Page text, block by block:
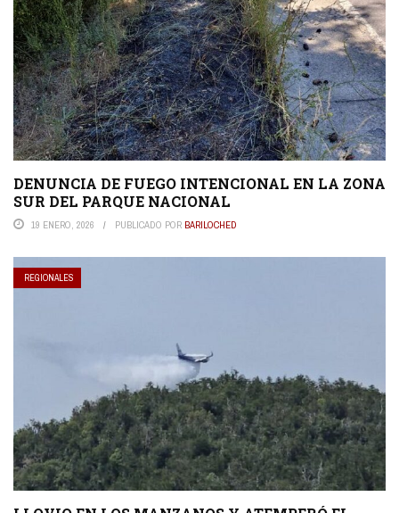
DENUNCIA DE FUEGO INTENCIONAL EN LA ZONA
SUR DEL PARQUE NACIONAL
19 ENERO, 2026 PUBLICADO POR BARILOCHED
REGIONALES